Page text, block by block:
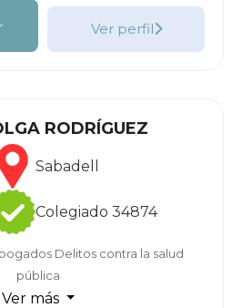
Ver perfil
RODRÍGUEZ
Sabadell
Colegiado 34874
Delitos contra la salud
pública
Ver más